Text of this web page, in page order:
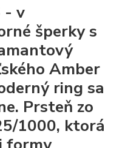
- v
šperky s
Amber
ring sa
Prsteň zo
1000, ktorá